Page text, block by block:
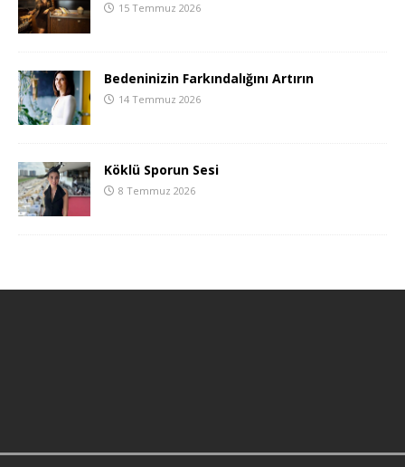
15 Temmuz 2026
Bedeninizin Farkındalığını Artırın
14 Temmuz 2026
Köklü Sporun Sesi
8 Temmuz 2026